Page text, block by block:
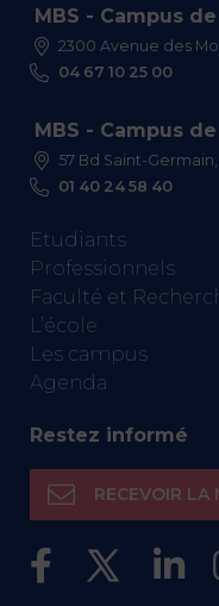
MBS - Campus
2300 Avenue des
04 67 10 25 00
MBS - Campus
57 Bd Saint-
01 40 24 58 40
Etudiants
Professionnels
Faculté et
L’école
Les campus
Agenda
Restez informé
RECEVOIR LA